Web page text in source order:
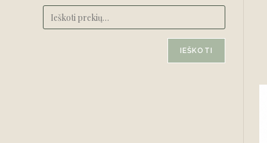
IEŠKOTI